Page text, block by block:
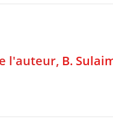
l'auteur, B.